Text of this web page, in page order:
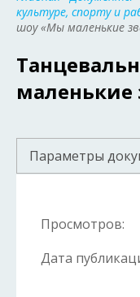
культуре, спорту и
шоу «Мы маленькие
маленькие
Параметры
Просмотров:
Дата